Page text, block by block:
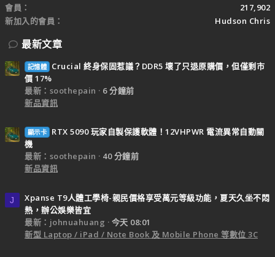
會員
217,902
新加入的會員
Hudson Chris
最新文章
記憶體
Crucial 終身保固惹議？DDR5 壞了只退原購價，但僅剩市
價 17%
最新：soothepain
6 分鐘前
新品資訊
顯示卡
RTX 5090 玩家自製保護軟體！12VHPWR 電流異常自動關
機
最新：soothepain
40 分鐘前
新品資訊
J
Xpanse T9人體工學椅-親民價格享受萬元等級功能，夏天久坐不悶
熱，辦公娛樂皆宜
最新：johnuahuang
今天 08:01
新型 Laptop / iPad / Note Book 及 Mobile Phone 等數位 3C